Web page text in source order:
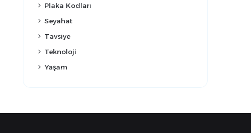
Plaka Kodları
Seyahat
Tavsiye
Teknoloji
Yaşam